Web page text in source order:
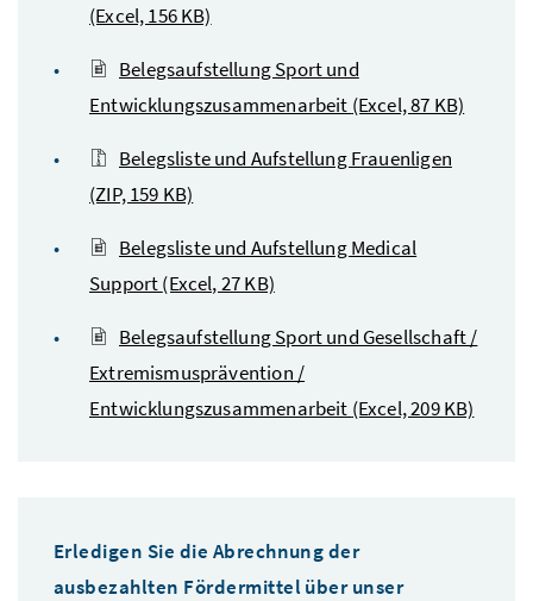
(Excel, 156 KB)
Belegsaufstellung Sport und
Entwicklungszusammenarbeit (Excel, 87 KB)
Belegsliste und Aufstellung Frauenligen
(ZIP, 159 KB)
Belegsliste und Aufstellung Medical
Support(Excel, 27 KB)
Belegsaufstellung Sport und Gesellschaft /
Extremismusprävention /
Entwicklungszusammenarbeit (Excel, 209 KB)
Erledigen Sie die Abrechnung der
ausbezahlten Fördermittel über unser